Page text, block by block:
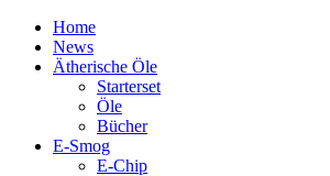
Home
News
Ätherische Öle
Starterset
Öle
Bücher
E-Smog
E-Chip